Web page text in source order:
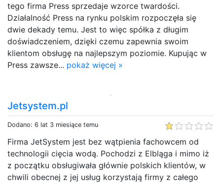
tego firma Press sprzedaje wzorce twardości.
Działalność Press na rynku polskim rozpoczęła się
dwie dekady temu. Jest to więc spółka z długim
doświadczeniem, dzięki czemu zapewnia swoim
klientom obsługę na najlepszym poziomie. Kupując w
Press zawsze... pokaż więcej »
Jetsystem.pl
Dodano: 6 lat 3 miesiące temu
Firma JetSystem jest bez wątpienia fachowcem od
technologii cięcia wodą. Pochodzi z Elbląga i mimo iż
z początku obsługiwała głównie polskich klientów, w
chwili obecnej z jej usług korzystają firmy z całego